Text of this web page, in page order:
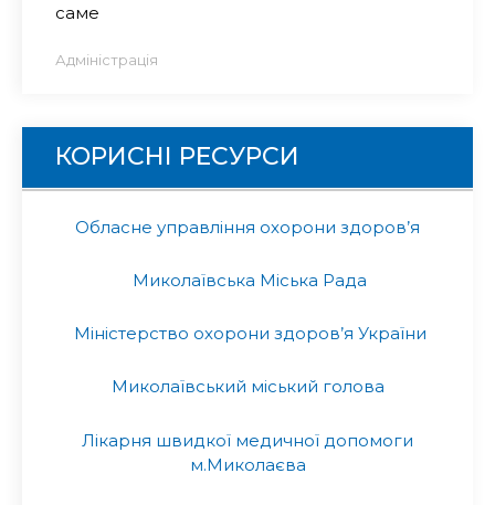
саме
Адміністрація
КОРИСНІ РЕСУРСИ
Обласне управління охорони здоров’я
Миколаївська Міська Рада
Міністерство охорони здоров’я України
Миколаївський міський голова
Лікарня швидкої медичної допомоги
м.Миколаєва